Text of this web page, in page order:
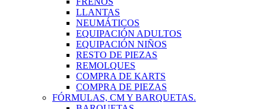
LLANTAS
NEUMÁTICOS
EQUIPACIÓN ADULTOS
EQUIPACIÓN NIÑOS
RESTO DE PIEZAS
REMOLQUES
COMPRA DE KARTS
COMPRA DE PIEZAS
FÓRMULAS, CM Y BARQUETAS.